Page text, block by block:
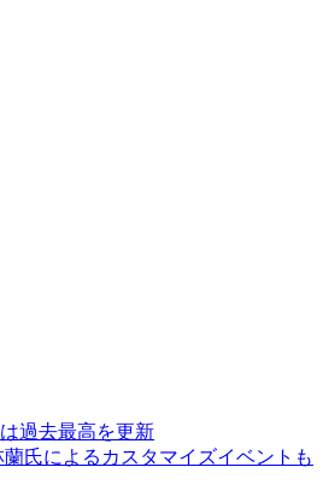
過去最高を更新
氏によるカスタマイズイベントも